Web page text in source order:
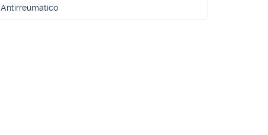
Antirreumático